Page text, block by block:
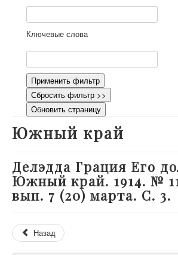
Как работать с сайтом
Контакты
Ключевые слова
Применить фильтр
Сбросить фильтр >>
Обновить страницу
Южный край
Делэдда Грация Его
Южный край. 1914. №
вып. 7 (20) марта. С. 3.
Назад